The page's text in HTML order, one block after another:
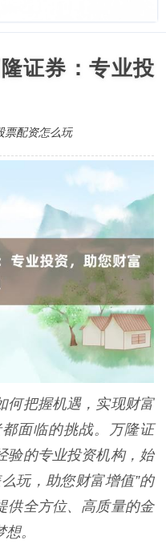
证券：专业投
票配资怎么玩
何把握机遇，实现财富
面临的挑战。万隆证
验的专业投资机构，始
玩，助您财富增值”的
供全方位、高质量的金
。